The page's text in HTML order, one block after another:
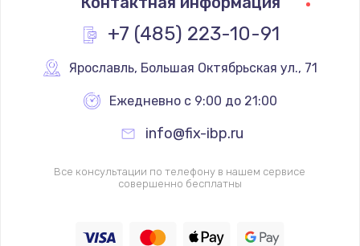
+7 (485) 223-10-91
Ярославль, Большая Октябрьская ул., 71
Ежедневно с 9:00 до 21:00
info@fix-ibp.ru
Все консультации по телефону в нашем сервисе
совершенно бесплатны